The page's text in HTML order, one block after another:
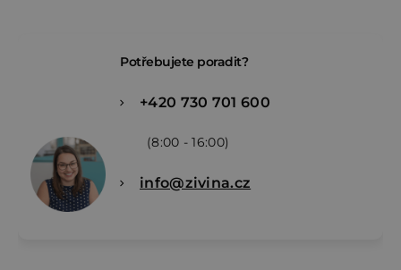
Potřebujete poradit?
+420 730 701 600
(8:00 - 16:00)
info@zivina.cz